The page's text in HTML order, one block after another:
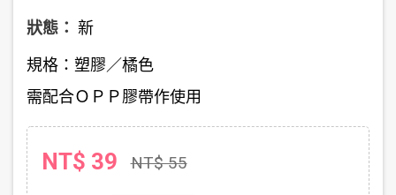
狀態： 新
規格：塑膠／橘色
需配合ＯＰＰ膠帶作使用
NT$ 39 NT$ 55